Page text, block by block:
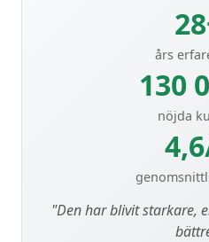
års
130
nöjda
"Den har blivit starkare,